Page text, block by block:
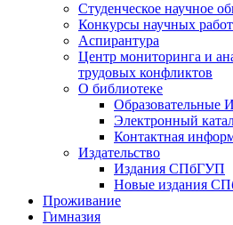
Студенческое научное
Конкурсы научных работ
Аспирантура
Центр мониторинга и
трудовых конфликтов
О библиотеке
Образовательные
Электронный
Контактная
Издательство
Издания СПбГУП
Новые издания
Проживание
Гимназия